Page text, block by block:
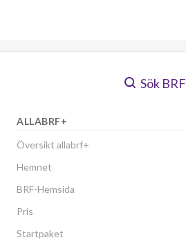
Sök BRF
ALLABRF+
Översikt allabrf+
Hemnet
BRF-Hemsida
Pris
Startpaket